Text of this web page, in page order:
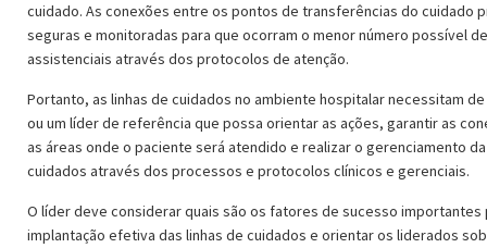
cuidado. As conexões entre os pontos de transferências do cuidado
seguras e monitoradas para que ocorram o menor número possível
assistenciais através dos protocolos de atenção.
Portanto, as linhas de cuidados no ambiente hospitalar necessitam
ou um líder de referência que possa orientar as ações, garantir as
as áreas onde o paciente será atendido e realizar o gerenciamento
cuidados através dos processos e protocolos clínicos e gerenciais.
O líder deve considerar quais são os fatores de sucesso importantes
implantação efetiva das linhas de cuidados e orientar os liderados